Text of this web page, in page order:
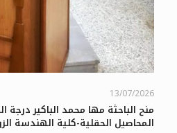
13/07/2026
منح الباحثة مها محمد الباكير
المحاصيل الحقلية-كلية الهندسة